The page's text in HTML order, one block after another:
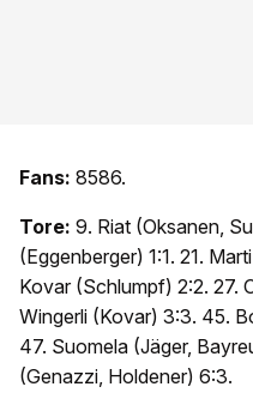
Fans: 8586.
Tore: 9. Riat (Oksanen,
(Eggenberger) 1:1. 21.
Kovar (Schlumpf) 2:2. 27.
Wingerli (Kovar) 3:3. 45.
47. Suomela (Jäger,
(Genazzi, Holdener) 6:3.